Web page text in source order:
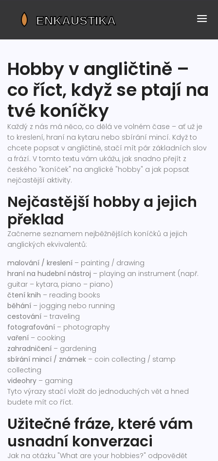
Hobby v angličtině –
co říct, když se ptají na
tvé koníčky
Každý z nás má něco, co dělá ve volném čase – ať už je
to kreslení, hraní na kytaru nebo sbírání mincí. Když to
chcete popsat v angličtině, stačí mít pár základních slov
a frází. V tomto textu vám ukážu, jak snadno přejít z
českého "koníček" na anglické "hobby" a jak popsat
nejčastější aktivity.
Nejčastější hobby a jejich
překlad
Začneme seznamem nejběžnějších koníčků a jejich
anglických ekvivalentů:
malování / kreslení – painting / drawing
hraní na hudební nástroj – playing an instrument (např.
guitar – kytara, piano – piano)
čtení knih – reading books
běhání – jogging nebo running
cestování – traveling
fotografování – photography
vaření – cooking
zahradničení – gardening
sbírání mincí / známek – coin collecting / stamp
collecting
videohry – gaming
Tyto výrazy stačí vložit do jednoduchých vět a hned
budete mít co říct.
Užitečné fráze, které vám
usnadní konverzaci
Jak na otázku "What are your hobbies?" odpovědět